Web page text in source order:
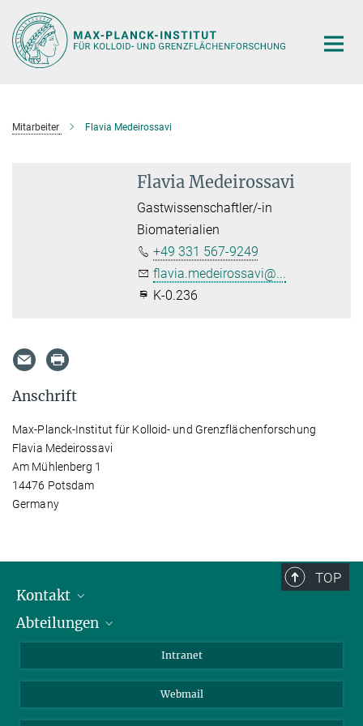
Hauptinhalt
Mitarbeiter Flavia Medeirossavi
Flavia Medeirossavi
Gastwissenschaftler/-in
Biomaterialien
+49 331 567-9249
flavia.medeirossavi@...
K-0.236
Anschrift
Max-Planck-Institut für Kolloid- und Grenzflächenforschung
Flavia Medeirossavi
Am Mühlenberg 1
14476 Potsdam
Germany
TOP
Kontakt
Mitarbeiterverzeichnis
Abteilungen
Kolloidchemie
Intranet
Webmail